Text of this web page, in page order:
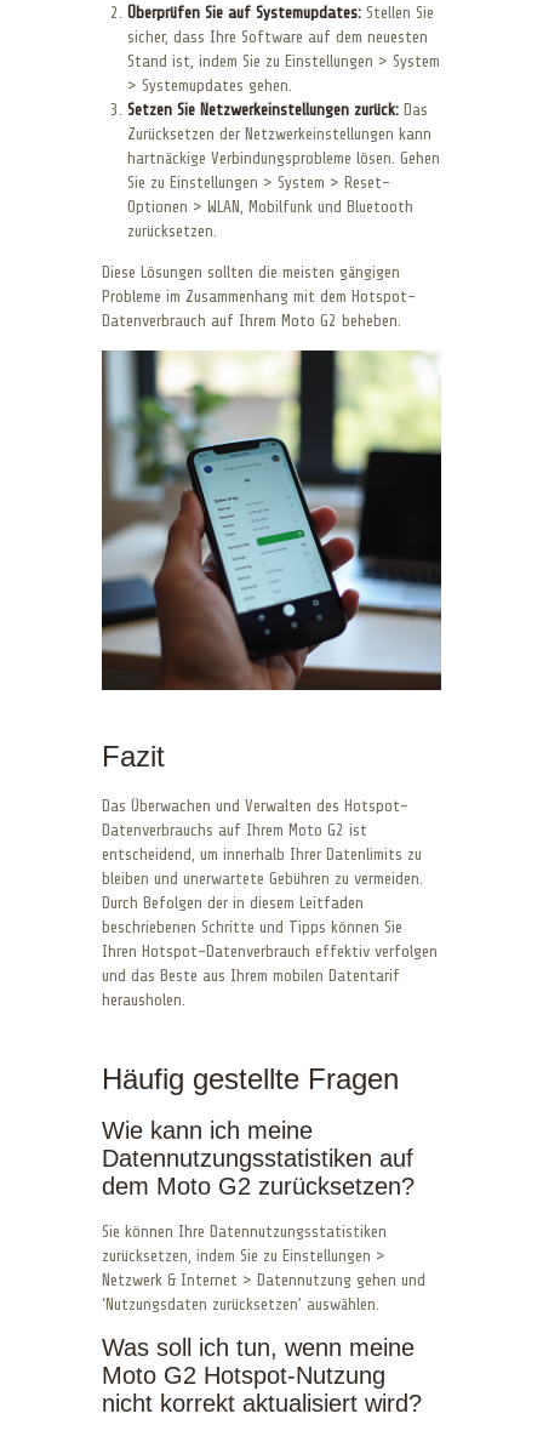
Überprüfen Sie auf Systemupdates: Stellen Sie
sicher, dass Ihre Software auf dem neuesten
Stand ist, indem Sie zu Einstellungen > System
> Systemupdates gehen.
Setzen Sie Netzwerkeinstellungen zurück: Das
Zurücksetzen der Netzwerkeinstellungen kann
hartnäckige Verbindungsprobleme lösen. Gehen
Sie zu Einstellungen > System > Reset-
Optionen > WLAN, Mobilfunk und Bluetooth
zurücksetzen.
Diese Lösungen sollten die meisten gängigen
Probleme im Zusammenhang mit dem Hotspot-
Datenverbrauch auf Ihrem Moto G2 beheben.
Fazit
Das Überwachen und Verwalten des Hotspot-
Datenverbrauchs auf Ihrem Moto G2 ist
entscheidend, um innerhalb Ihrer Datenlimits zu
bleiben und unerwartete Gebühren zu vermeiden.
Durch Befolgen der in diesem Leitfaden
beschriebenen Schritte und Tipps können Sie
Ihren Hotspot-Datenverbrauch effektiv verfolgen
und das Beste aus Ihrem mobilen Datentarif
herausholen.
Häufig gestellte Fragen
Wie kann ich meine
Datennutzungsstatistiken auf
dem Moto G2 zurücksetzen?
Sie können Ihre Datennutzungsstatistiken
zurücksetzen, indem Sie zu Einstellungen >
Netzwerk & Internet > Datennutzung gehen und
‘Nutzungsdaten zurücksetzen’ auswählen.
Was soll ich tun, wenn meine
Moto G2 Hotspot-Nutzung
nicht korrekt aktualisiert wird?